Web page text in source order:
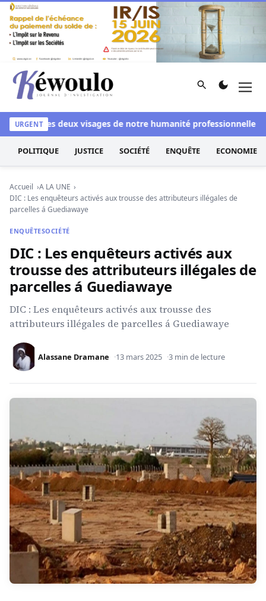
Aller au contenu
Kéwoulo, le premier site d'information et d'investigation
Rechercher
URGENT
Les deux visages de notre humanité professionnelle :
POLITIQUE JUSTICE SOCIÉTÉ ENQUÊTE ECONOMIE
Accueil
A LA UNE
DIC : Les enquêteurs activés aux trousse des attributeurs illégales de
parcelles á Guediawaye
ENQUÊTESOCIÉTÉ
DIC : Les enquêteurs activés aux
trousse des attributeurs illégales de
parcelles á Guediawaye
DIC : Les enquêteurs activés aux trousse des
attributeurs illégales de parcelles á Guediawaye
Alassane Dramane 13 mars 2025 3 min de lecture